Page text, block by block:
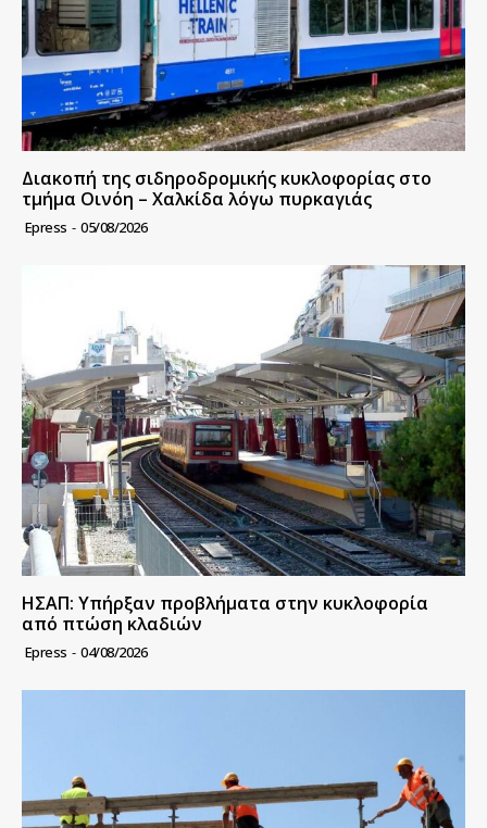
Διακοπή της σιδηροδρομικής κυκλοφορίας στο
τμήμα Οινόη – Χαλκίδα λόγω πυρκαγιάς
Epress - 05/08/2026
ΗΣΑΠ: Υπήρξαν προβλήματα στην κυκλοφορία
από πτώση κλαδιών
Epress - 04/08/2026